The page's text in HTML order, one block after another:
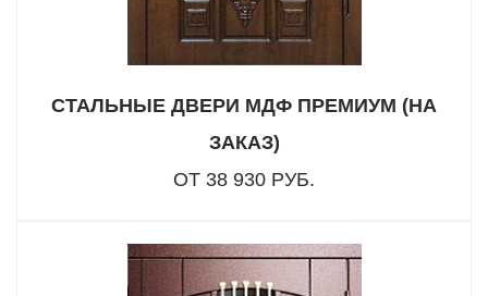
СТАЛЬНЫЕ ДВЕРИ МДФ ПРЕМИУМ (НА
ЗАКАЗ)
ОТ 38 930 РУБ.